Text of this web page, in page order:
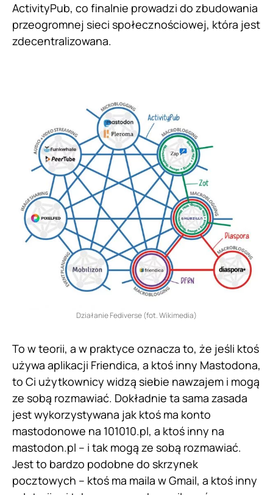
ActivityPub, co finalnie prowadzi do zbudowania
przeogromnej sieci społecznościowej, która jest
zdecentralizowana.
Działanie Fediverse (fot. Wikimedia)
To w teorii, a w praktyce oznacza to, że jeśli ktoś
używa aplikacji Friendica, a ktoś inny Mastodona,
to Ci użytkownicy widzą siebie nawzajem i mogą
ze sobą rozmawiać. Dokładnie ta sama zasada
jest wykorzystywana jak ktoś ma konto
mastodonowe na 101010.pl, a ktoś inny na
mastodon.pl – i tak mogą ze sobą rozmawiać.
Jest to bardzo podobne do skrzynek
pocztowych – ktoś ma maila w Gmail, a ktoś inny